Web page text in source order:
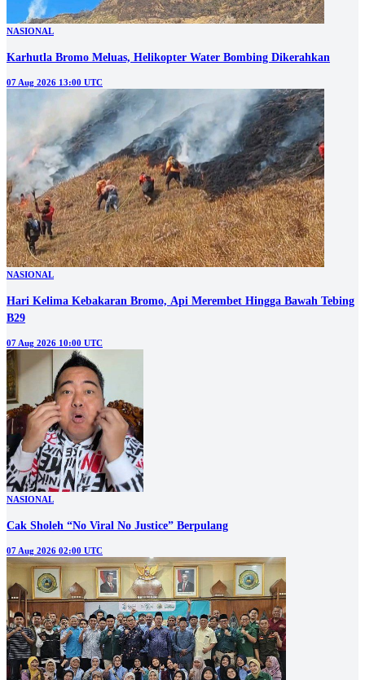
NASIONAL
Karhutla Bromo Meluas, Helikopter Water Bombing Dikerahkan
07 Aug 2026 13:00 UTC
NASIONAL
Hari Kelima Kebakaran Bromo, Api Merembet Hingga Bawah Tebing
B29
07 Aug 2026 10:00 UTC
NASIONAL
Cak Sholeh “No Viral No Justice” Berpulang
07 Aug 2026 02:00 UTC